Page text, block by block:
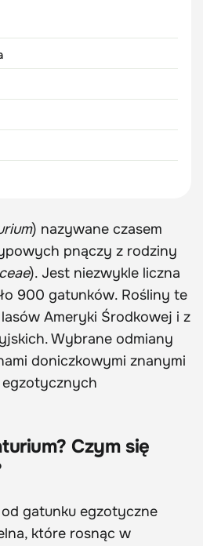
) nazywane czasem
pnączy z rodziny
). Jest niezwykle liczna
900 gatunków. Rośliny te
Ameryki Środkowej i z
Wybrane odmiany
doniczkowymi znanymi
Czym się
gatunku egzotyczne
które rosnąc w